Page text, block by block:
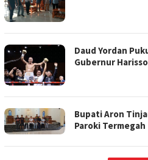
Daud Yordan
Gubernur
Bupati Aron
Paroki